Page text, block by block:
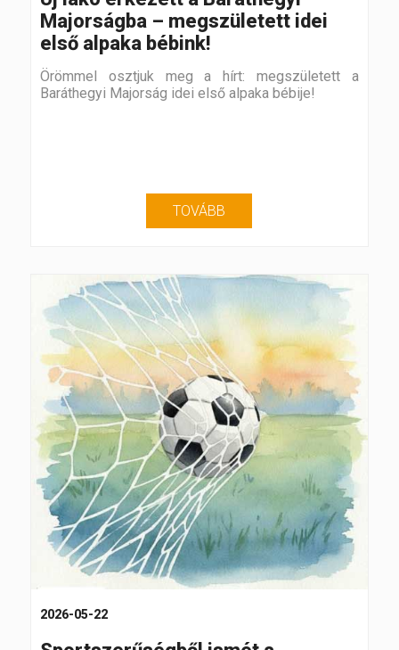
Majorságba – megszületett idei
első alpaka bébink!
Örömmel osztjuk meg a hírt: megszületett a
Baráthegyi Majorság idei első alpaka bébije!
TOVÁBB
2026-05-22